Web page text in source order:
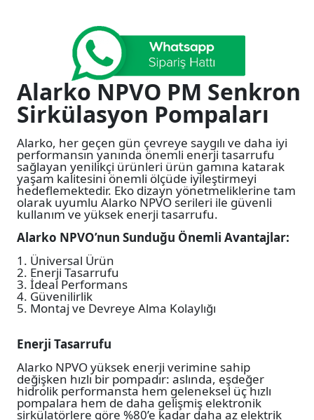
Alarko NPVO PM Senkron
Sirkülasyon Pompaları
Alarko, her geçen gün çevreye saygılı ve daha iyi
performansın yanında önemli enerji tasarrufu
sağlayan yenilikçi ürünleri ürün gamına katarak
yaşam kalitesini önemli ölçüde iyileştirmeyi
hedeflemektedir. Eko dizayn yönetmeliklerine tam
olarak uyumlu Alarko NPVO serileri ile güvenli
kullanım ve yüksek enerji tasarrufu.
Alarko NPVO’nun Sunduğu Önemli Avantajlar:
1. Üniversal Ürün
2. Enerji Tasarrufu
3. İdeal Performans
4. Güvenilirlik
5. Montaj ve Devreye Alma Kolaylığı
Enerji Tasarrufu
Alarko NPVO yüksek enerji verimine sahip
değişken hızlı bir pompadır: aslında, eşdeğer
hidrolik performansta hem geleneksel üç hızlı
pompalara hem de daha gelişmiş elektronik
sirkülatörlere göre %80’e kadar daha az elektrik